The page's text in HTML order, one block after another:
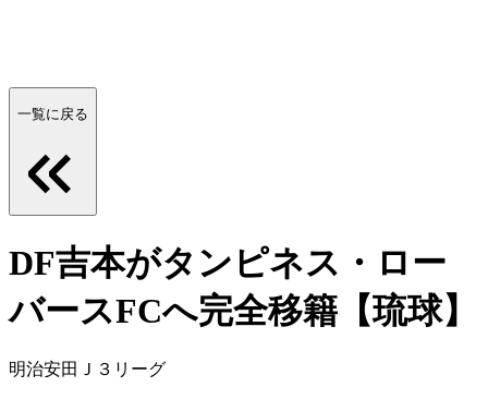
一覧に戻る
DF吉本がタンピネス・ロー
バースFCへ完全移籍【琉球】
明治安田Ｊ３リーグ